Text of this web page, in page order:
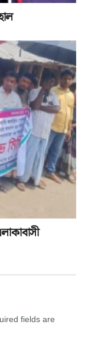
fields are